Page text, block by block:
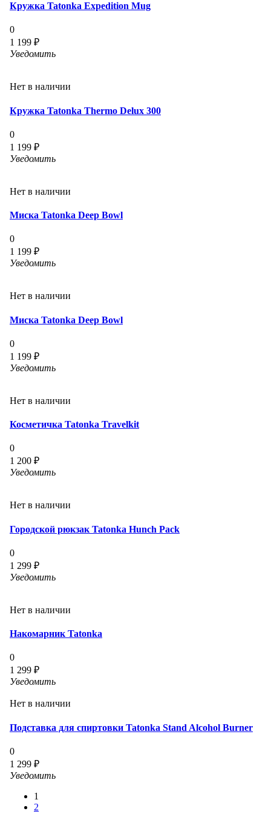
Кружка Tatonka Expedition Mug
0
1 199 ₽
Уведомить
Нет в наличии
Кружка Tatonka Thermo Delux 300
0
1 199 ₽
Уведомить
Нет в наличии
Миска Tatonka Deep Bowl
0
1 199 ₽
Уведомить
Нет в наличии
Миска Tatonka Deep Bowl
0
1 199 ₽
Уведомить
Нет в наличии
Косметичка Tatonka Travelkit
0
1 200 ₽
Уведомить
Нет в наличии
Городской рюкзак Tatonka Hunch Pack
0
1 299 ₽
Уведомить
Нет в наличии
Накомарник Tatonka
0
1 299 ₽
Уведомить
Нет в наличии
Подставка для спиртовки Tatonka Stand Alcohol Burner
0
1 299 ₽
Уведомить
1
2